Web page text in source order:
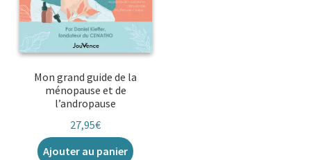
Mon grand guide de la
ménopause et de
l’andropause
27,95€
Ajouter au panier